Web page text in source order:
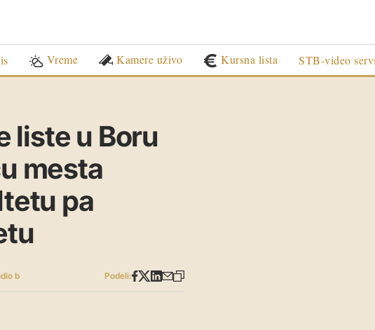
Vreme Kamere uživo Kursna lista STB-video
liste u Boru
mesta
pa
b Podeli: